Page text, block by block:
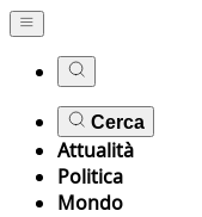
Cerca
Attualità
Politica
Mondo